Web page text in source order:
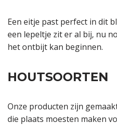
Een eitje past perfect in dit
een lepeltje zit er al bij, nu
het ontbijt kan beginnen.
HOUTSOORTEN
Onze producten zijn
die plaats moesten maken